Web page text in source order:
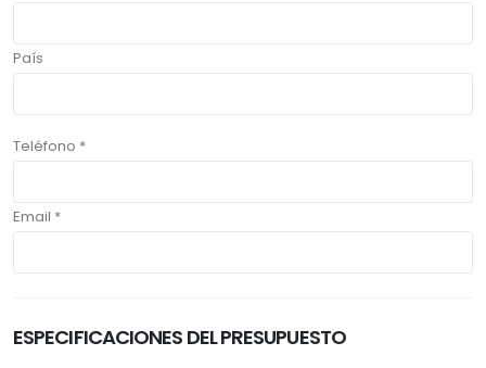
País
Teléfono *
Email *
ESPECIFICACIONES DEL PRESUPUESTO